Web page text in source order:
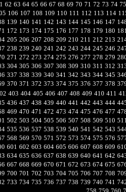
62 63 64 65 66 67 68 69 70 71 72 73 74 75
106 107 108 109 110 111 112 113 114
139 140 141 142 143 144 145 146 147
172 173 174 175 176 177 178 179 180
205 206 207 208 209 210 211 212 213
238 239 240 241 242 243 244 245 246
271 272 273 274 275 276 277 278 279
304 305 306 307 308 309 310 311 312
337 338 339 340 341 342 343 344 345
370 371 372 373 374 375 376 377 378
403 404 405 406 407 408 409 410 411
436 437 438 439 440 441 442 443 444
469 470 471 472 473 474 475 476 477
502 503 504 505 506 507 508 509 510
535 536 537 538 539 540 541 542 543
568 569 570 571 572 573 574 575 576
601 602 603 604 605 606 607 608 609
634 635 636 637 638 639 640 641 642
667 668 669 670 671 672 673 674 675
700 701 702 703 704 705 706 707 708
733 734 735 736 737 738 739 740 741